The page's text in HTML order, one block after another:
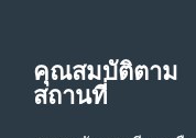
คุณสมบัติตาม
สถานที่